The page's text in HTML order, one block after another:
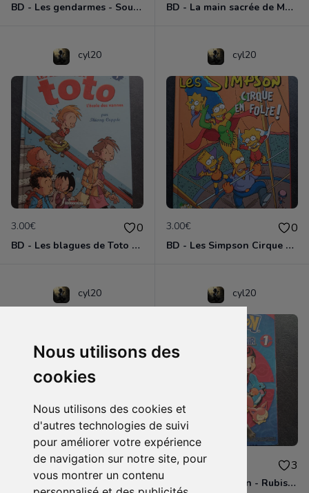
Nous utilisons des
cookies
Nous utilisons des cookies et
d'autres technologies de suivi
pour améliorer votre expérience
de navigation sur notre site, pour
vous montrer un contenu
BD - Les gendarmes - Souriez, vous êtes flashés - Tome 5 BD - La main sacrée de Metallica
cyl20
3.00€ 0
BD - Les blagues de Toto - L'école des vannes - Tome 1
cyl20
3.00€ 0
BD - Les Simpson Cirque en folie ! - Tome 11
cyl20
3.00€ 0
BD - Les Simpson - Sous les projecteurs - Tome 13
cyl20
4.00€ 3
Manga - Pokémon - Rubis et Saphir - Tome 1